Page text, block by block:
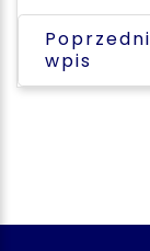
Poprzedni
wpis